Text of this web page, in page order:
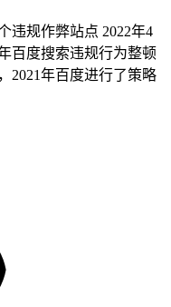
违规作弊站点 2022年4
百度搜索违规行为整顿
2021年百度进行了策略